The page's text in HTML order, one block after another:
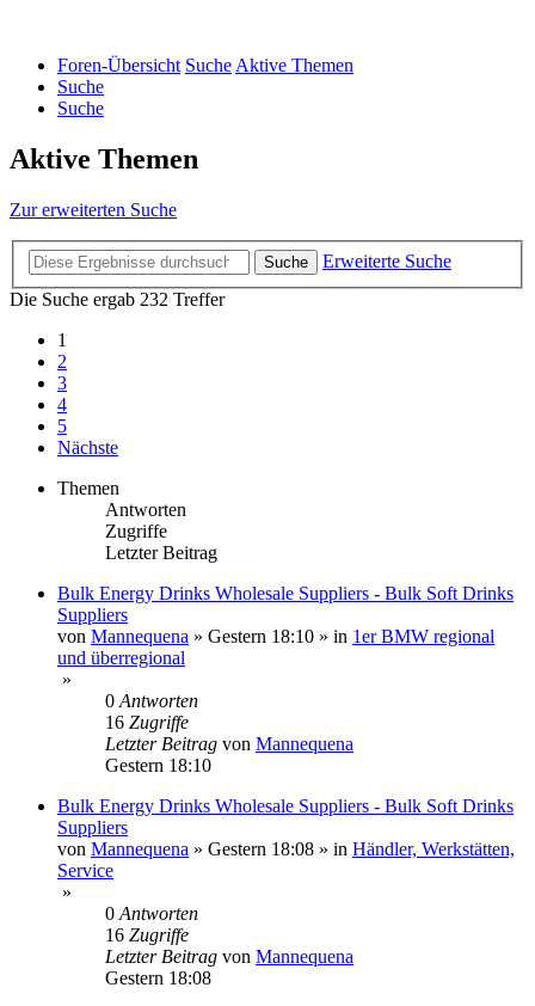
Foren-Übersicht SucheAktive Themen
Suche
Suche
Aktive Themen
Zur erweiterten Suche
Suche
Erweiterte Suche
Die Suche ergab 232 Treffer
1
2
3
4
5
Nächste
Themen
Antworten
Zugriffe
Letzter Beitrag
Bulk Energy Drinks Wholesale Suppliers - Bulk Soft Drinks
Suppliers
von Mannequena » Gestern 18:10 » in 1er BMW regional
und überregional
»
0 Antworten
16 Zugriffe
Letzter Beitrag von Mannequena
Gestern 18:10
Bulk Energy Drinks Wholesale Suppliers - Bulk Soft Drinks
Suppliers
von Mannequena » Gestern 18:08 » in Händler, Werkstätten,
Service
»
0 Antworten
16 Zugriffe
Letzter Beitrag von Mannequena
Gestern 18:08